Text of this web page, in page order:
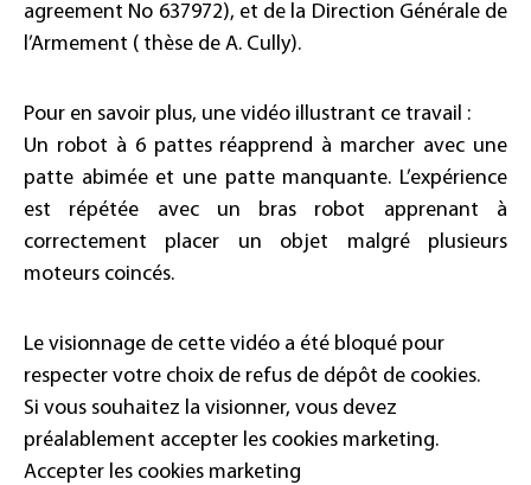
agreement No 637972), et de la Direction Générale de
l’Armement ( thèse de A. Cully).
Pour en savoir plus, une vidéo illustrant ce travail :
Un robot à 6 pattes réapprend à marcher avec une
patte abimée et une patte manquante. L’expérience
est répétée avec un bras robot apprenant à
correctement placer un objet malgré plusieurs
moteurs coincés.
Le visionnage de cette vidéo a été bloqué pour
respecter votre choix de refus de dépôt de cookies.
Si vous souhaitez la visionner, vous devez
préalablement accepter les cookies marketing.
Accepter les cookies marketing